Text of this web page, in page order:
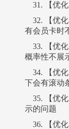
31. 【优
32. 【优
有会员卡时
33. 【优
概率性不展
34. 【优
下会有滚动
35. 【优
示的问题
36. 【优